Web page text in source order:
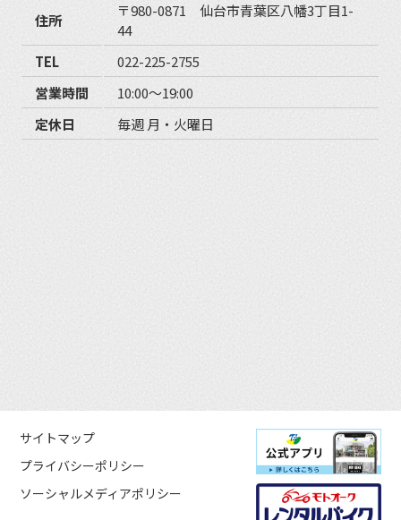
住所
〒980-0871 仙台市青葉区八幡3丁目1-
44
TEL
022-225-2755
営業時間
10:00〜19:00
定休日
毎週 月・火曜日
サイトマップ
プライバシーポリシー
ソーシャルメディアポリシー